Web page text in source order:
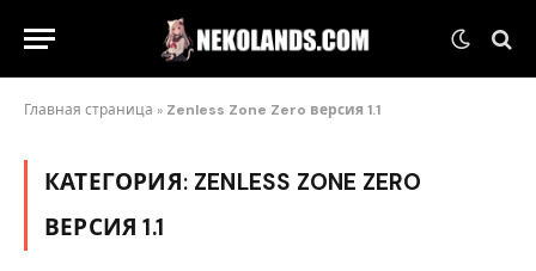
Главная страница » Zenless Zone Zero версия 1.1
КАТЕГОРИЯ: ZENLESS ZONE ZERO
ВЕРСИЯ 1.1